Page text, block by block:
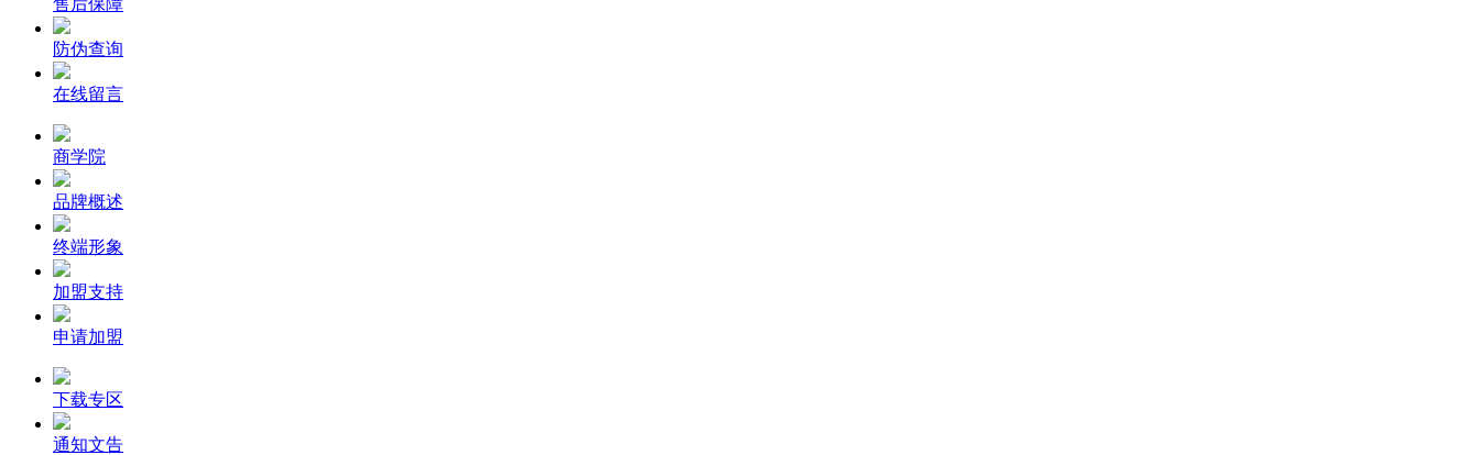
售后保障
防伪查询
在线留言
商学院
品牌概述
终端形象
加盟支持
申请加盟
下载专区
通知文告